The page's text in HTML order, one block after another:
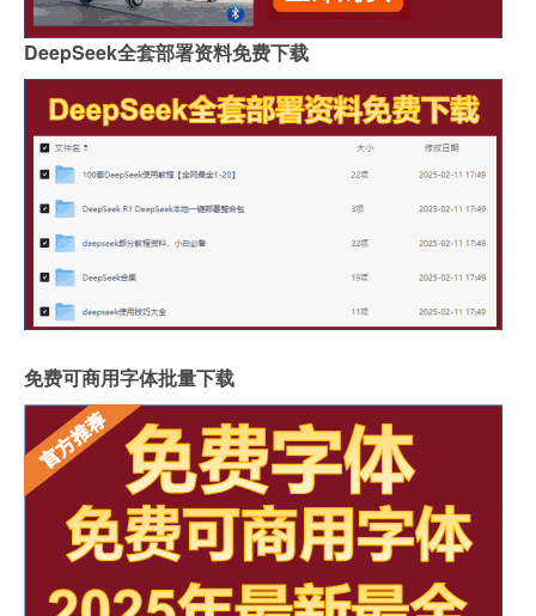
DeepSeek全套部署资料免费下载
免费可商用字体批量下载